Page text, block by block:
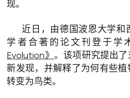
现。
近日，由德国波恩大学和
学者合著的论文刊登于学
Evolution》 。该项研究提出
新发现，并解释了为何有些
转变为鸟类。